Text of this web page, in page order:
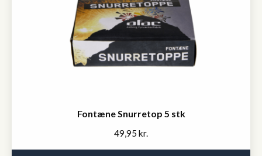
Fontæne Snurretop 5 stk
49,95 kr.